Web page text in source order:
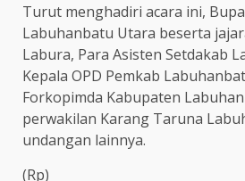
Turut menghadiri acara ini,
Labuhanbatu Utara beserta
Labura, Para Asisten Setdakab
Kepala OPD Pemkab
Forkopimda Kabupaten
perwakilan Karang Taruna
undangan lainnya.
(Rp)